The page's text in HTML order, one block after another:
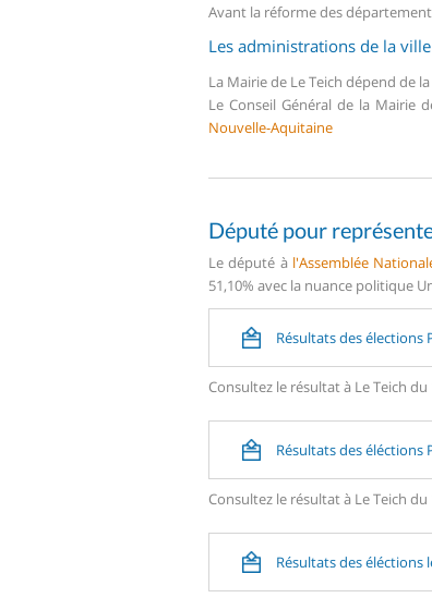
Avant la réforme des
Les administrations de la
La Mairie de Le Teich dépend de
Le Conseil Général de la Mairie
Nouvelle-Aquitaine
Député pour
Le député à l'Assemblée
51,10% avec la nuance politique
Résultats des élections
Consultez le résultat à Le Teich
Résultats des éléctions
Consultez le résultat à Le Teich
Résultats des éléctions